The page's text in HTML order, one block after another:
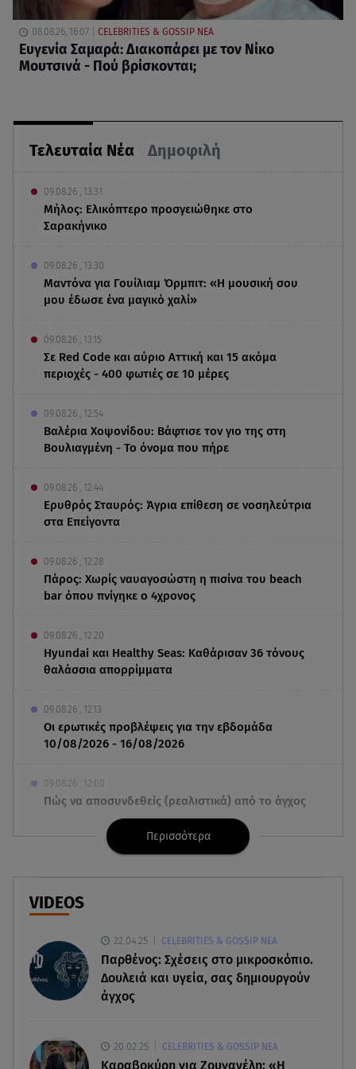
Τελευταία Νέα Δημοφιλή
09.08.26 , 13:31
Μήλος: Ελικόπτερο προσγειώθηκε στο
Σαρακήνικο
09.08.26 , 13:30
Μαντόνα για Γουίλιαμ Όρμπιτ: «Η μουσική σου
μου έδωσε ένα μαγικό χαλί»
09.08.26 , 13:15
Σε Red Code και αύριο Αττική και 15 ακόμα
περιοχές - 400 φωτιές σε 10 μέρες
09.08.26 , 12:54
Βαλέρια Χοψονίδου: Βάφτισε τον γιο της στη
Βουλιαγμένη - Το όνομα που πήρε
09.08.26 , 12:44
Ερυθρός Σταυρός: Άγρια επίθεση σε νοσηλεύτρια
στα Επείγοντα
09.08.26 , 12:28
Πάρος: Χωρίς ναυαγοσώστη η πισίνα του beach
bar όπου πνίγηκε ο 4χρονος
09.08.26 , 12:20
Hyundai και Healthy Seas: Καθάρισαν 36 τόνους
θαλάσσια απορρίμματα
09.08.26 , 12:13
Οι ερωτικές προβλέψεις για την εβδομάδα
10/08/2026 - 16/08/2026
09.08.26 , 12:00
Πώς να αποσυνδεθείς (ρεαλιστικά) από το άγχος
στις διακοπές
Διακοπές στην Κρήτη κάνει ο πρωθυπουργός
09.08.26 , 11:48
Αλεξάνδρα Νίκα: Είναι περήφανη για την αδερφή
της Νταίζη - Η ανάρτηση
09.08.26 , 11:38
Κόσοβο: Βουλευτές πέταξαν αυγά στον
09.08.26 , 11:23
Περισσότερα
VIDEOS
22.04.25 CELEBRITIES & GOSSIP ΝΕΑ
Παρθένος: Σχέσεις στο μικροσκόπιο.
Δουλειά και υγεία, σας δημιουργούν
άγχος
20.02.25 CELEBRITIES & GOSSIP ΝΕΑ
Καραβοκύρη για Ζουγανέλη: «Η
08.08.26, 16:07 CELEBRITIES & GOSSIP ΝΕΑ
Ευγενία Σαμαρά: Διακοπάρει με τον Νίκο
Μουτσινά - Πού βρίσκονται;